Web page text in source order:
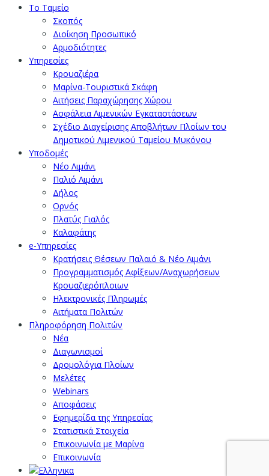
Το Ταμείο
Σκοπός
Διοίκηση Προσωπικό
Αρμοδιότητες
Υπηρεσίες
Κρουαζιέρα
Μαρίνα-Τουριστικά Σκάφη
Αιτήσεις Παραχώρησης Χώρου
Ασφάλεια Λιμενικών Εγκαταστάσεων
Σχέδιο Διαχείρισης Αποβλήτων Πλοίων του
Δημοτικού Λιμενικού Ταμείου Μυκόνου
Υποδομές
Νέο Λιμάνι
Παλιό Λιμάνι
Δήλος
Ορνός
Πλατύς Γιαλός
Καλαφάτης
e-Υπηρεσίες
Κρατήσεις Θέσεων Παλαιό & Νέο Λιμάνι
Προγραμματισμός Αφίξεων/Αναχωρήσεων
Κρουαζιερόπλοιων
Ηλεκτρονικές Πληρωμές
Αιτήματα Πολιτών
Πληροφόρηση Πολιτών
Νέα
Διαγωνισμοί
Δρομολόγια Πλοίων
Μελέτες
Webinars
Αποφάσεις
Εφημερίδα της Υπηρεσίας
Στατιστικά Στοιχεία
Επικοινωνία με Μαρίνα
Επικοινωνία